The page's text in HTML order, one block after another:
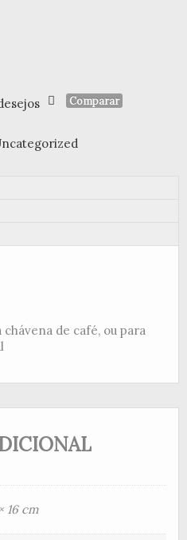
Comparar
de café, ou para
16 cm